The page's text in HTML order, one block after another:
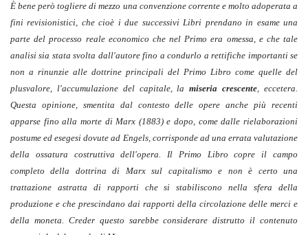
È bene però togliere di mezzo una convenzione corrente e molto adoperata a
fini revisionistici, che cioè i due successivi Libri prendano in esame una
parte del processo reale economico che nel Primo era omessa, e che tale
analisi sia stata svolta dall'autore fino a condurlo a rettifiche importanti se
non a rinunzie alle dottrine principali del Primo Libro come quelle del
plusvalore, l'accumulazione del capitale, lamiseria crescente, eccetera.
Questa opinione, smentita dal contesto delle opere anche più recenti
apparse fino alla morte di Marx (1883) e dopo, come dalle rielaborazioni
postume ed esegesi dovute ad Engels, corrisponde ad una errata valutazione
della ossatura costruttiva dell'opera. Il Primo Libro copre il campo
completo della dottrina di Marx sul capitalismo e non è certo una
trattazione astratta di rapporti che si stabiliscono nella sfera della
produzione e che prescindano dai rapporti della circolazione delle merci e
della moneta. Creder questo sarebbe considerare distrutto il contenuto